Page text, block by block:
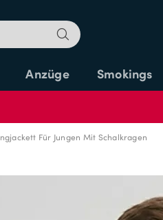
Anzüge Smokings
Für Jungen Mit Schalkragen